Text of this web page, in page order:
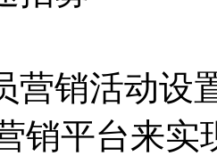
营销活动设
销平台来